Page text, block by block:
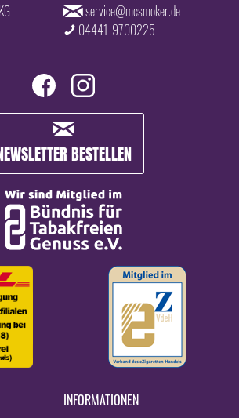
service@mcsmoker.de
04441-9700225
BESTELLEN
INFORMATIONEN